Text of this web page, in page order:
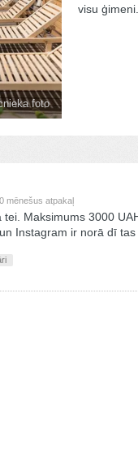
foto
visu ģimeni.
mēnešus atpakaļ
tei. Maksimums 3000
Instagram ir norā dī